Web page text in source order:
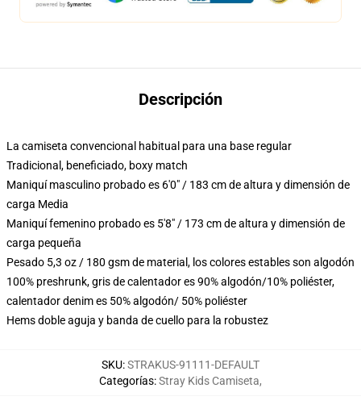
Descripción
La camiseta convencional habitual para una base regular
Tradicional, beneficiado, boxy match
Maniquí masculino probado es 6'0" / 183 cm de altura y dimensión de
carga Media
Maniquí femenino probado es 5'8" / 173 cm de altura y dimensión de
carga pequeña
Pesado 5,3 oz / 180 gsm de material, los colores estables son algodón
100% preshrunk, gris de calentador es 90% algodón/10% poliéster,
calentador denim es 50% algodón/ 50% poliéster
Hems doble aguja y banda de cuello para la robustez
SKU:STRAKUS-91111-DEFAULT
Categorías:Stray Kids Camiseta,